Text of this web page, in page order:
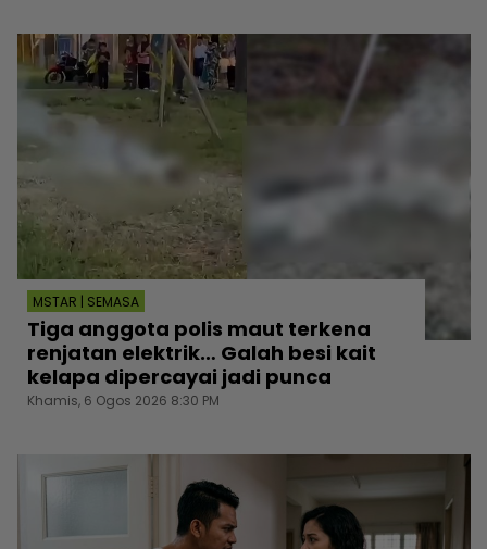
MSTAR | SEMASA
Tiga anggota polis maut terkena
renjatan elektrik… Galah besi kait
kelapa dipercayai jadi punca
Khamis, 6 Ogos 2026 8:30 PM